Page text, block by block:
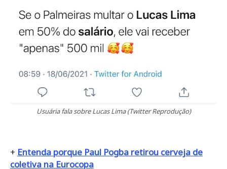
Usuária fala sobre Lucas Lima (Twitter Reprodução)
+ Entenda porque Paul Pogba retirou cerveja de
coletiva na Eurocopa